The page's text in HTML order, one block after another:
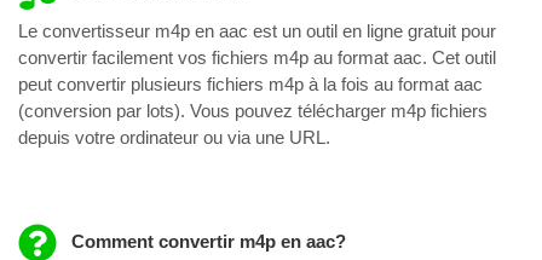
Le convertisseur m4p en aac est un outil en ligne gratuit pour
convertir facilement vos fichiers m4p au format aac. Cet outil
peut convertir plusieurs fichiers m4p à la fois au format aac
(conversion par lots). Vous pouvez télécharger m4p fichiers
depuis votre ordinateur ou via une URL.
Comment convertir m4p en aac?